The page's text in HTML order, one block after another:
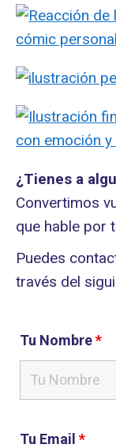
¿Tienes a
Convertimos
que hable por
Puedes
través del
Tu Nombre*
Tu Email *